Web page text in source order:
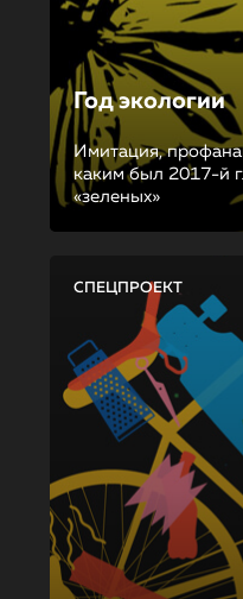
Год экологии
Имитация,
каким был 2017-й
«зеленых»
СПЕЦПРОЕКТ